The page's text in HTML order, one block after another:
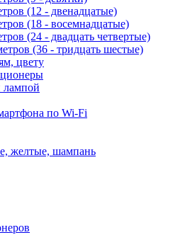
(12 - двенадцатые)
(18 - восемнадцатые)
(24 - двадцать четвертые)
(36 - тридцать шестые)
цвету
лампой
по Wi-Fi
желтые, шампань